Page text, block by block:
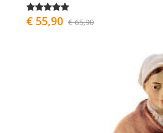
€ 55,90 € 65,90